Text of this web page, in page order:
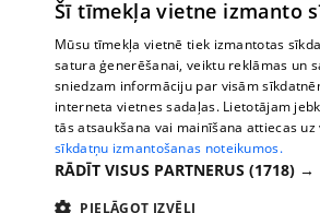
Copyright © 2004-2026 SIA
Šī tīmekļa vietne izmanto
Mūsu tīmekļa vietnē tiek izmantotas
satura ģenerēšanai, veiktu reklāmas un
sniedzam informāciju par visām
interneta vietnes sadaļas. Lietotājam
tās atsaukšana vai mainīšana attiecas
sīkdatņu izmantošanas noteikumos.
RĀDĪT VISUS PARTNERUS (1718) →
PIELĀGOT IZVĒLI